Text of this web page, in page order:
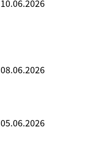
10.06.2026
08.06.2026
05.06.2026